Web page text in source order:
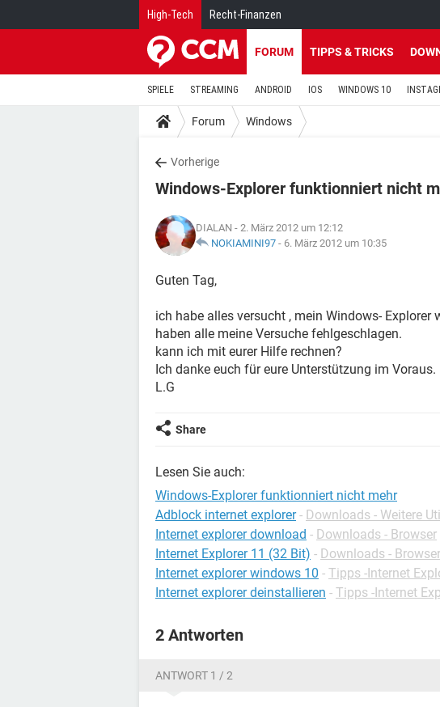
High-Tech Recht-Finanzen
FORUM TIPPS & TRICKS
SPIELE STREAMING ANDROID IOS WINDOWS 10
Forum Windows
Vorherige
Windows-Explorer funktionniert nicht
DIALAN - 2. März 2012 um 12:12
NOKIAMINI97 - 6. März 2012 um 10:35
Guten Tag,
ich habe alles versucht , mein Windows- Explorer
haben alle meine Versuche fehlgeschlagen.
kann ich mit eurer Hilfe rechnen?
Ich danke euch für eure Unterstützung im Voraus.
L.G
Share
Lesen Sie auch:
Windows-Explorer funktionniert nicht mehr
Adblock internet explorer - Downloads - Weitere
Internet explorer download - Downloads - Browser
Internet Explorer 11 (32 Bit) - Downloads - Browser
Internet explorer windows 10 - Tipps -Internet
Internet explorer deinstallieren - Tipps -Internet
2 Antworten
ANTWORT 1 / 2